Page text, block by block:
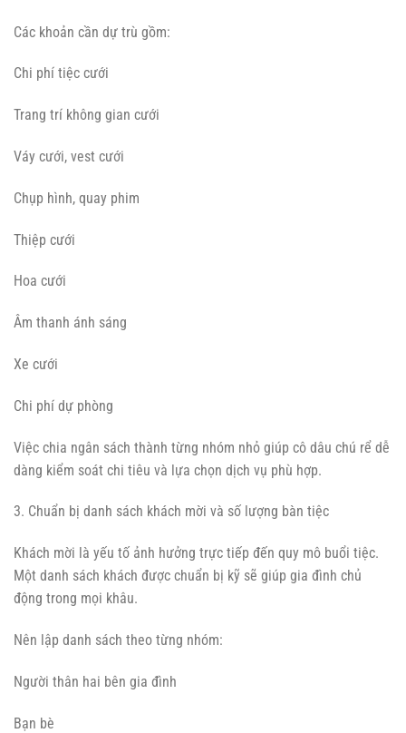
Các khoản cần dự trù gồm:
Chi phí tiệc cưới
Trang trí không gian cưới
Váy cưới, vest cưới
Chụp hình, quay phim
Thiệp cưới
Hoa cưới
Âm thanh ánh sáng
Xe cưới
Chi phí dự phòng
Việc chia ngân sách thành từng nhóm nhỏ giúp cô dâu chú rể dễ
dàng kiểm soát chi tiêu và lựa chọn dịch vụ phù hợp.
3. Chuẩn bị danh sách khách mời và số lượng bàn tiệc
Khách mời là yếu tố ảnh hưởng trực tiếp đến quy mô buổi tiệc.
Một danh sách khách được chuẩn bị kỹ sẽ giúp gia đình chủ
động trong mọi khâu.
Nên lập danh sách theo từng nhóm:
Người thân hai bên gia đình
Bạn bè